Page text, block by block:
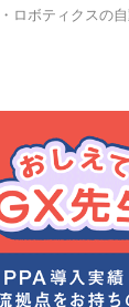
ロボティクスの自